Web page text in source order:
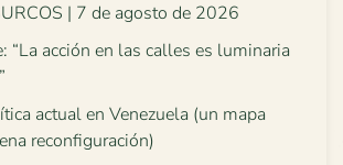
| 7 de agosto de 2026
“La acción en las calles es luminaria
actual en Venezuela (un mapa
reconfiguración)